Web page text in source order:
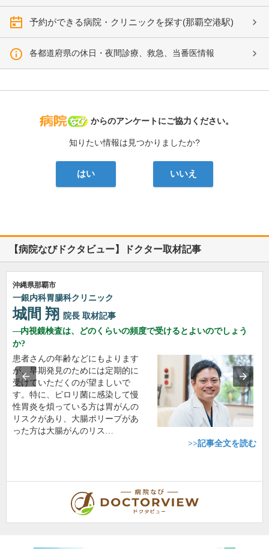
予約ができる病院・クリニックを探す(那覇空港駅)
各都道府県の休日・夜間診療、救急、当番医情報
病院なび
からのアンケートにご協力ください。
知りたい情報は見つかりましたか?
はい いいえ
【病院なびドクタビュー】ドクター取材記事
沖縄県那覇市
一銀内科胃腸科クリニック
城間 翔 院長 取材記事
内視鏡検査は、どのくらいの頻度で受けるとよいのでしょう
か?
患者さんの年齢などにもよります
が、早期発見のためには定期的に
受けていただくのが望ましいで
す。特に、ピロリ菌に感染して慢
性胃炎を煩っている方は胃がんの
リスクがあり、大腸ポリープがあ
った方は大腸がんのリス…
>>記事全文を読む